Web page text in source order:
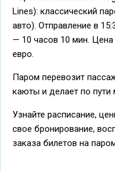
Lines): классический
авто). Отправление в
— 10 часов 10 мин. Цена
евро.
Паром перевозит
каюты и делает по пути
Узнайте расписание,
свое бронирование,
заказа билетов на